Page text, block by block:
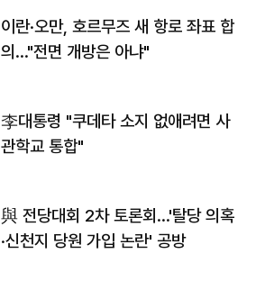
이란·오만, 호르무즈 새 항로 좌표 합
의…"전면 개방은 아냐"
李대통령 "쿠데타 소지 없애려면 사
관학교 통합"
與 전당대회 2차 토론회…'탈당 의혹
·신천지 당원 가입 논란' 공방